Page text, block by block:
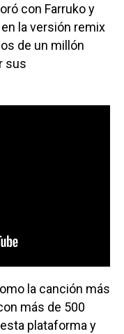
con Farruko y
la versión remix
de un millón
sus
la canción más
más de 500
plataforma y